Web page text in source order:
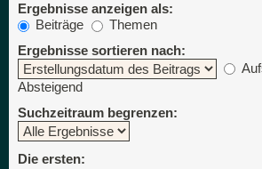
Ergebnisse anzeigen als:
Beiträge
Themen
Ergebnisse sortieren nach:
Absteigend
Suchzeitraum begrenzen:
Die ersten: